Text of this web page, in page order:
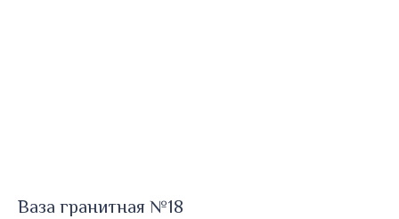
Ваза гранитная №18